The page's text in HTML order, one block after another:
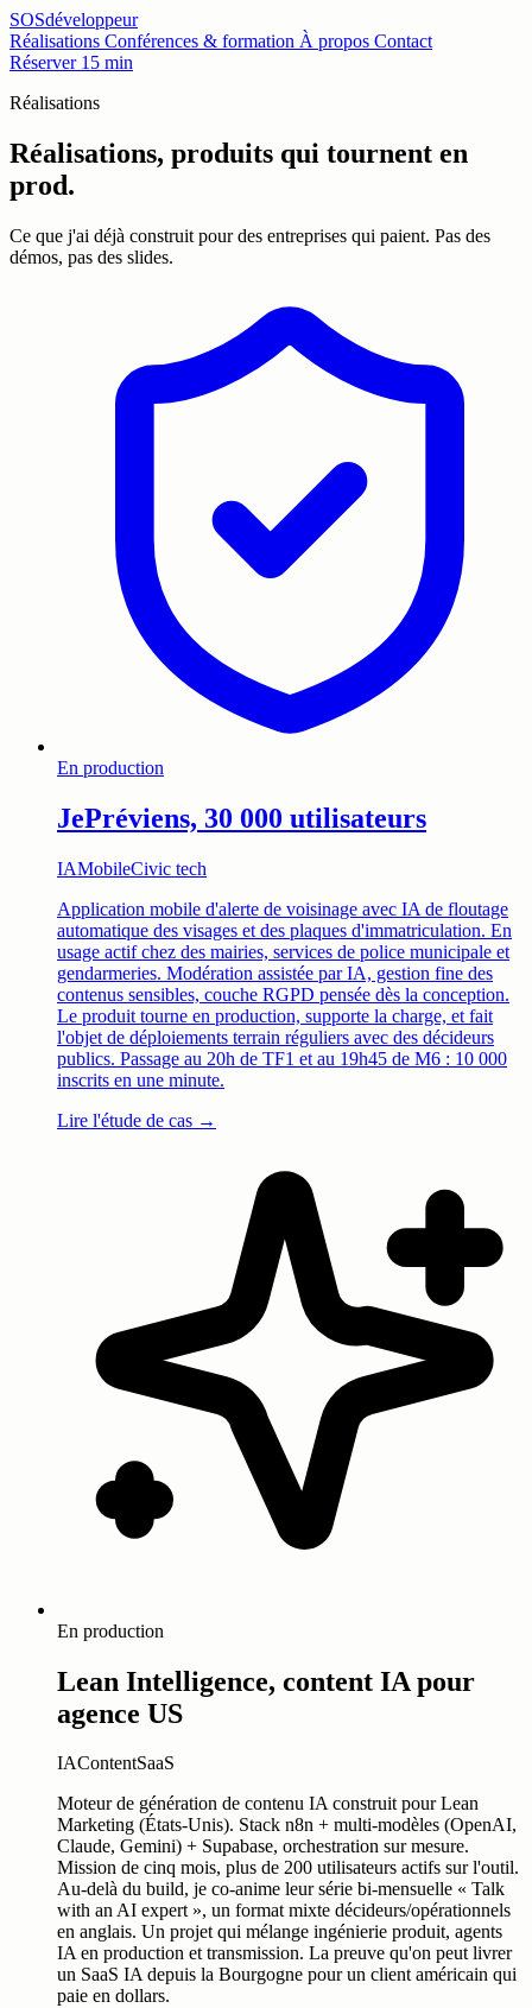
SOSdéveloppeur
Réalisations Conférences & formation À propos Contact
Réserver 15 min
Réalisations
Réalisations, produits qui tournent en
prod.
Ce que j'ai déjà construit pour des entreprises qui paient. Pas des
démos, pas des slides.
En production
JePréviens, 30 000 utilisateurs
IAMobileCivic tech
Application mobile d'alerte de voisinage avec IA de floutage
automatique des visages et des plaques d'immatriculation. En
usage actif chez des mairies, services de police municipale et
gendarmeries. Modération assistée par IA, gestion fine des
contenus sensibles, couche RGPD pensée dès la conception.
Le produit tourne en production, supporte la charge, et fait
l'objet de déploiements terrain réguliers avec des décideurs
publics. Passage au 20h de TF1 et au 19h45 de M6 : 10 000
inscrits en une minute.
Lire l'étude de cas →
En production
Lean Intelligence, content IA pour
agence US
IAContentSaaS
Moteur de génération de contenu IA construit pour Lean
Marketing (États-Unis). Stack n8n + multi-modèles (OpenAI,
Claude, Gemini) + Supabase, orchestration sur mesure.
Mission de cinq mois, plus de 200 utilisateurs actifs sur l'outil.
Au-delà du build, je co-anime leur série bi-mensuelle « Talk
with an AI expert », un format mixte décideurs/opérationnels
en anglais. Un projet qui mélange ingénierie produit, agents
IA en production et transmission. La preuve qu'on peut livrer
un SaaS IA depuis la Bourgogne pour un client américain qui
paie en dollars.